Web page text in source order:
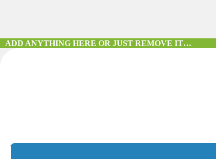
ADD ANYTHING HERE OR JUST REMOVE IT…